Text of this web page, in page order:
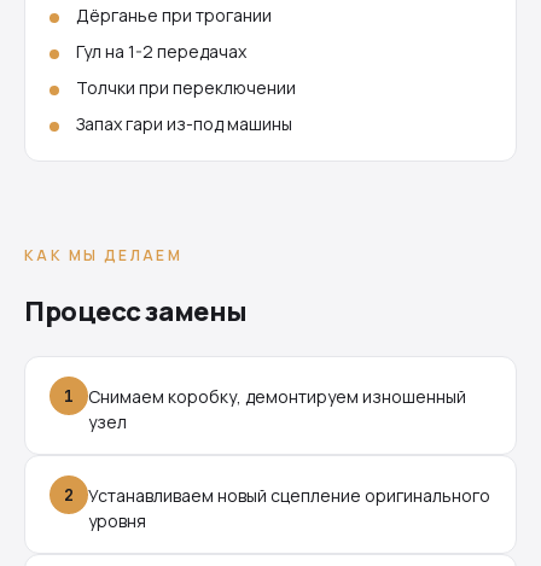
Дёрганье при трогании
Гул на 1-2 передачах
Толчки при переключении
Запах гари из-под машины
КАК МЫ ДЕЛАЕМ
Процесс замены
1
Снимаем коробку, демонтируем изношенный
узел
2
Устанавливаем новый сцепление оригинального
уровня